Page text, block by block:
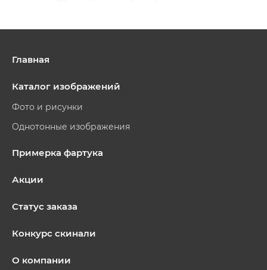
Главная
Каталог изображений
Фото и рисунки
Однотонные изображения
Примерка фартука
Акции
Статус заказа
Конкурс скинали
О компании